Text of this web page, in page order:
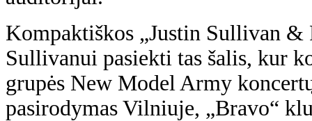
Kompaktiškos „Justin Sullivan &
Sullivanui pasiekti tas šalis, kur
grupės New Model Army
pasirodymas Vilniuje, „Bravo“